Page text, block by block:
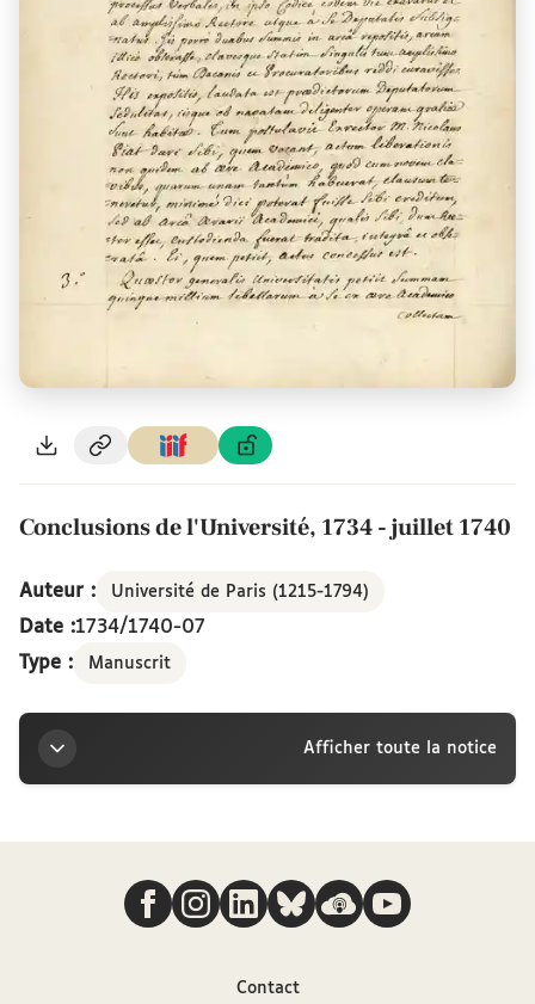
Conclusions de l'Université, 1734 - juillet 1740
Auteur : Université de Paris (1215-1794)
Date :1734/1740-07
Type :
Manuscrit
Afficher toute la notice
Titre
Conclusions de l'Université, 1734 - juillet 1740
Nous suivre
Contact